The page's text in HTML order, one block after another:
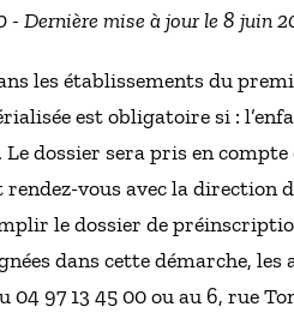
- Dernière mise à jour le 8 juin
les établissements du
est obligatoire si :
dossier sera pris en
vous avec la direction
le dossier de
dans cette démarche,
97 13 45 00 ou au 6, rue